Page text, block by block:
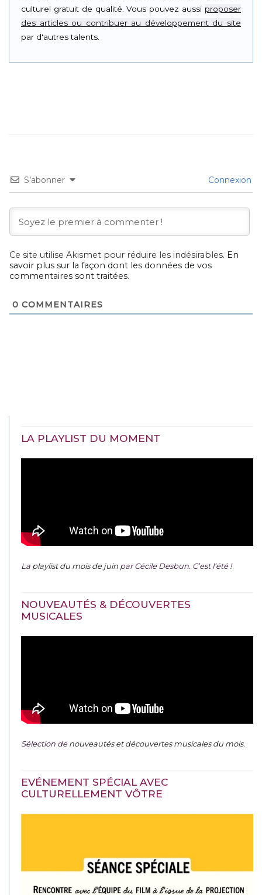
culturel gratuit de qualité. Vous pouvez aussi proposer
des articles ou contribuer au développement du site
par d'autres talents.
S’abonner Connexion
Ce site utilise Akismet pour réduire les indésirables. En
savoir plus sur la façon dont les données de vos
commentaires sont traitées.
0 COMMENTAIRES
LA PLAYLIST DU MOMENT
La playlist du mois de juin par Cécile Desbun. C’est l’été !
NOUVEAUTÉS & DÉCOUVERTES
MUSICALES
Sélection denouveautés et découvertes musicales du mois.
EVÉNEMENT SPÉCIAL AVEC
CULTURELLEMENT VÔTRE